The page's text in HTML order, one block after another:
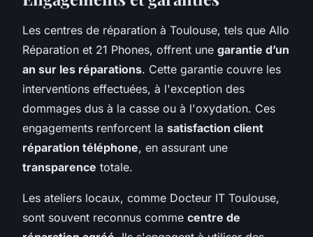
Les centres de réparation à Toulouse, tels que Allo
Réparation et 21 Phones, offrent une garantie d’un
an sur les réparations. Cette garantie couvre les
interventions effectuées, à l'exception des
dommages dus à la casse ou à l'oxydation. Ces
engagements renforcent la satisfaction client
réparation téléphone, en assurant une
transparence totale.
Les ateliers locaux, comme Docteur IT Toulouse,
sont souvent reconnus comme centre de